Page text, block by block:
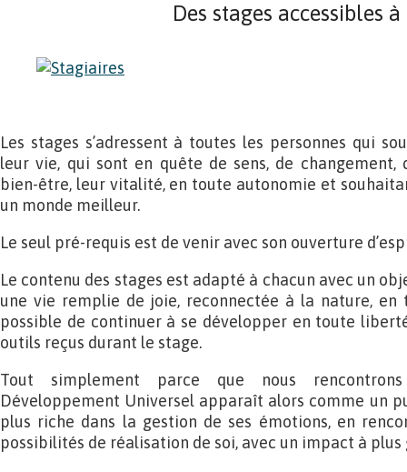
Des stages accessibles à
Les stages s’adressent à toutes les personnes qui
leur vie, qui sont en quête de sens, de changement,
bien-être, leur vitalité, en toute autonomie et
un monde meilleur.
Le seul pré-requis est de venir avec son ouverture
Le contenu des stages est adapté à chacun avec un
une vie remplie de joie, reconnectée à la nature, en
possible de continuer à se développer en toute
outils reçus durant le stage.
Tout simplement parce que nous
Développement Universel apparaît alors comme un
plus riche dans la gestion de ses émotions, en
possibilités de réalisation de soi, avec un impact à plus